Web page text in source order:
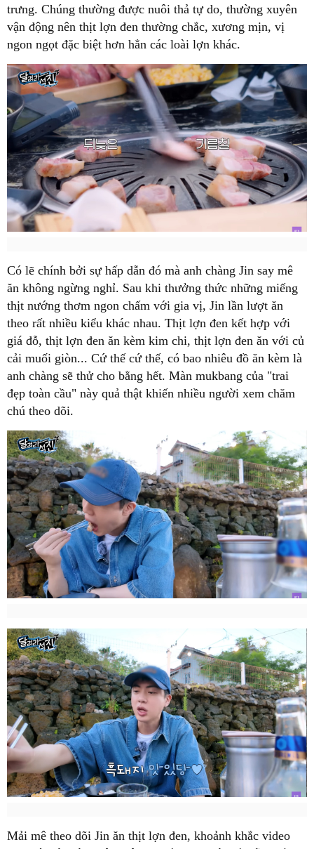
trưng. Chúng thường được nuôi thả tự do, thường xuyên
vận động nên thịt lợn đen thường chắc, xương mịn, vị
ngon ngọt đặc biệt hơn hẳn các loài lợn khác.
Có lẽ chính bởi sự hấp dẫn đó mà anh chàng Jin say mê
ăn không ngừng nghỉ. Sau khi thưởng thức những miếng
thịt nướng thơm ngon chấm với gia vị, Jin lần lượt ăn
theo rất nhiều kiểu khác nhau. Thịt lợn đen kết hợp với
giá đỗ, thịt lợn đen ăn kèm kim chi, thịt lợn đen ăn với củ
cải muối giòn... Cứ thế cứ thế, có bao nhiêu đồ ăn kèm là
anh chàng sẽ thử cho bằng hết. Màn mukbang của "trai
đẹp toàn cầu" này quả thật khiến nhiều người xem chăm
chú theo dõi.
Mải mê theo dõi Jin ăn thịt lợn đen, khoảnh khắc video